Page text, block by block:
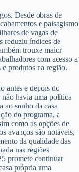
Desde obras de
e paisagismo
de vagas de
reduziu índices de
trouxe maior
com acesso a
e produtos na região.
antes e depois do
havia uma política
ao sonho da casa
do programa, a
como as opções de
avanços são notáveis,
da qualidade das
nas regiões
promete continuar
própria uma